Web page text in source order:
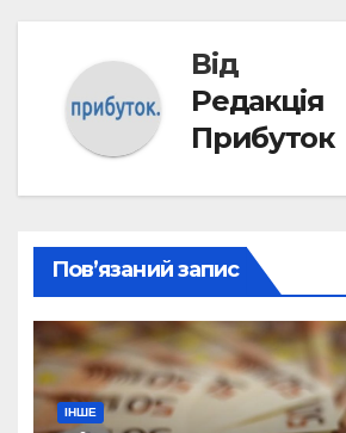
Від
Редакція
Прибуток
Пов’язаний запис
ІНШЕ